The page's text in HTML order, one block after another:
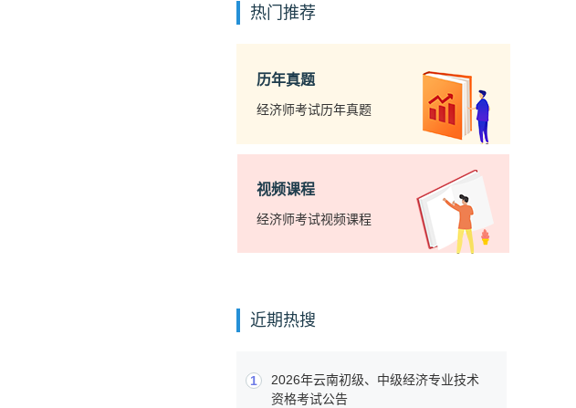
热门推荐
历年真题
经济师考试历年真题
视频课程
经济师考试视频课程
近期热搜
1
2026年云南初级、中级经济专业技术
资格考试公告